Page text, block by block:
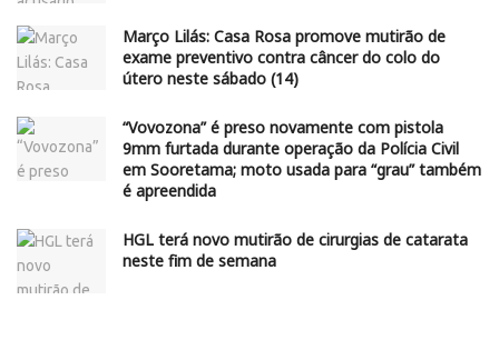
Março Lilás: Casa Rosa promove mutirão de
exame preventivo contra câncer do colo do
útero neste sábado (14)
“Vovozona” é preso novamente com pistola
9mm furtada durante operação da Polícia Civil
em Sooretama; moto usada para “grau” também
é apreendida
HGL terá novo mutirão de cirurgias de catarata
neste fim de semana